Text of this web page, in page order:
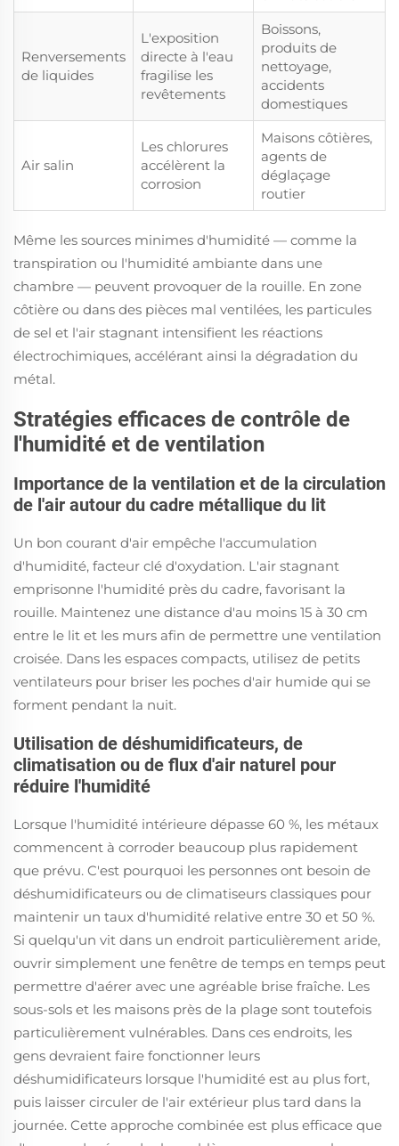
Renversements
de liquides
L'exposition
directe à l'eau
fragilise les
revêtements
Boissons,
produits de
nettoyage,
accidents
domestiques
Air salin
Les chlorures
accélèrent la
corrosion
Maisons côtières,
agents de
déglaçage
routier
Même les sources minimes d'humidité — comme la
transpiration ou l'humidité ambiante dans une
chambre — peuvent provoquer de la rouille. En zone
côtière ou dans des pièces mal ventilées, les particules
de sel et l'air stagnant intensifient les réactions
électrochimiques, accélérant ainsi la dégradation du
métal.
Stratégies efficaces de contrôle de
l'humidité et de ventilation
Importance de la ventilation et de la circulation
de l'air autour du cadre métallique du lit
Un bon courant d'air empêche l'accumulation
d'humidité, facteur clé d'oxydation. L'air stagnant
emprisonne l'humidité près du cadre, favorisant la
rouille. Maintenez une distance d'au moins 15 à 30 cm
entre le lit et les murs afin de permettre une ventilation
croisée. Dans les espaces compacts, utilisez de petits
ventilateurs pour briser les poches d'air humide qui se
forment pendant la nuit.
Utilisation de déshumidificateurs, de
climatisation ou de flux d'air naturel pour
réduire l'humidité
Lorsque l'humidité intérieure dépasse 60 %, les métaux
commencent à corroder beaucoup plus rapidement
que prévu. C'est pourquoi les personnes ont besoin de
déshumidificateurs ou de climatiseurs classiques pour
maintenir un taux d'humidité relative entre 30 et 50 %.
Si quelqu'un vit dans un endroit particulièrement aride,
ouvrir simplement une fenêtre de temps en temps peut
permettre d'aérer avec une agréable brise fraîche. Les
sous-sols et les maisons près de la plage sont toutefois
particulièrement vulnérables. Dans ces endroits, les
gens devraient faire fonctionner leurs
déshumidificateurs lorsque l'humidité est au plus fort,
puis laisser circuler de l'air extérieur plus tard dans la
journée. Cette approche combinée est plus efficace que